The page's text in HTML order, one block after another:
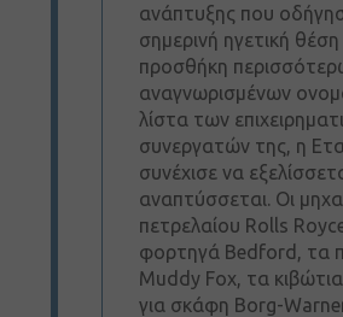
ανάπτυξης που
σημερινή ηγετική
προσθήκη
αναγνωρισμένων
λίστα των
συνεργατών της, η
συνέχισε να
αναπτύσσεται. Οι
πετρελαίου Rolls
φορτηγά Bedford, τα
Muddy Fox, τα
για σκάφη Borg-